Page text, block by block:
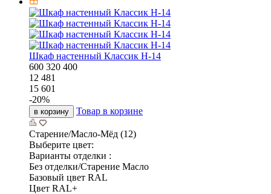
Шкаф настенный Классик Н-14
600 320 400
12 481
15 601
-20%
в корзину Товар в корзине
Старение/Масло-Мёд (12)
Выберите цвет:
Варианты отделки :
Без отделки/Старение Масло
Базовый цвет RAL
Цвет RAL+